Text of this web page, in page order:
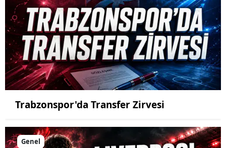
Trabzonspor'da Transfer Zirvesi
Genel